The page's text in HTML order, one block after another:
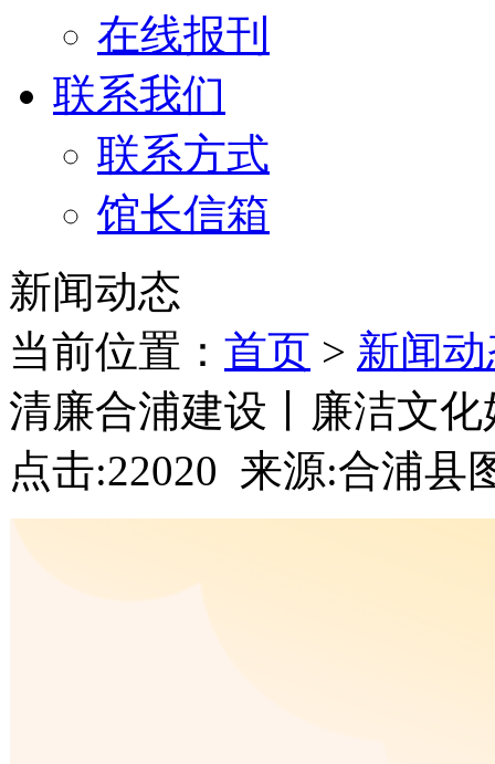
在线报刊
联系我们
联系方式
馆长信箱
新闻动态
当前位置： 首页 > 新闻
清廉合浦建设丨廉洁文
点击:22020 来源:合浦县